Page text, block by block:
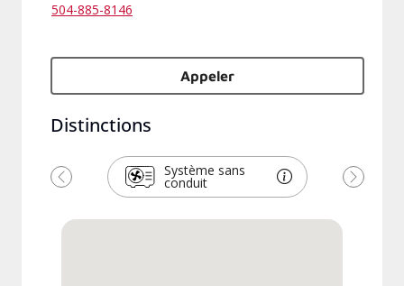
504-885-8146
Appeler
Distinctions
Système sans
conduit
Précédent Suivant